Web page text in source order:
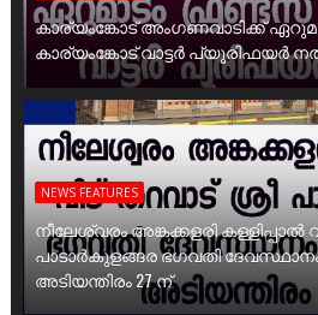
കാര്യംങ്കോട് അംഗണവാടിക്ക്
കാര്യംങ്കോട് വാട്ടർ പ്യൂരിഫയർ
NEWS FEATURES
നീലേശ്വരം അങ്കക്കളരി കള്ളിപ്പാൽ
പാടാർകുളങ്ങര ഭഗവതി
അടിയന്തിരം 27 ന്